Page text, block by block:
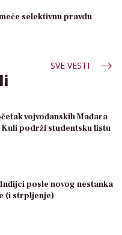
selektivnu pravdu
SVE VESTI
vojvođanskih Mađara
Kuli podrži studentsku listu
Inđijci posle novog nestanka
(i strpljenje)